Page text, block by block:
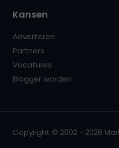
Kansen
Adverteren
Partners
Vacatures
Blogger worden
Copyright © 2002 - 2026